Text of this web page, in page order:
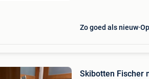
Zo goed als nieuw
Skibotten Fischer